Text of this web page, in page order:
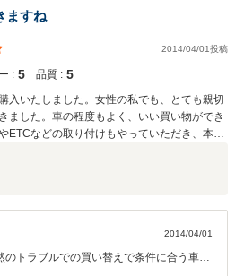
業員一同感謝しております。 中古車です
い保証はございませんので、事故、修
乗らせて頂きますので何かあった場合
。 ご成約ありがとうございました。
ますね
2014/04/01投稿
: 5 品質 : 5
入いたしました。女性の私でも、とても親切
ました。車の程度もよく、いい買い物ができ
ETCなどの取り付けもやっていただき、本当
車のことをよく知っているなぁと感じまし
2014/04/01